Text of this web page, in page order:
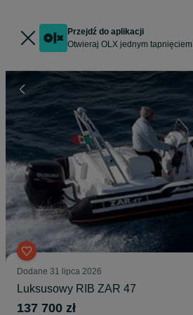
Przejdź do aplikacji
Otwieraj OLX jednym tapnięciem
Dodane 31 lipca 2026
Luksusowy RIB ZAR 47
137 700 zł